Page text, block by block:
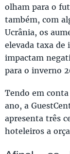
olham para o
também, com
Ucrânia, os
elevada taxa de
impactam
para o inverno
Tendo em
ano, a
apresenta três
hoteleiros a